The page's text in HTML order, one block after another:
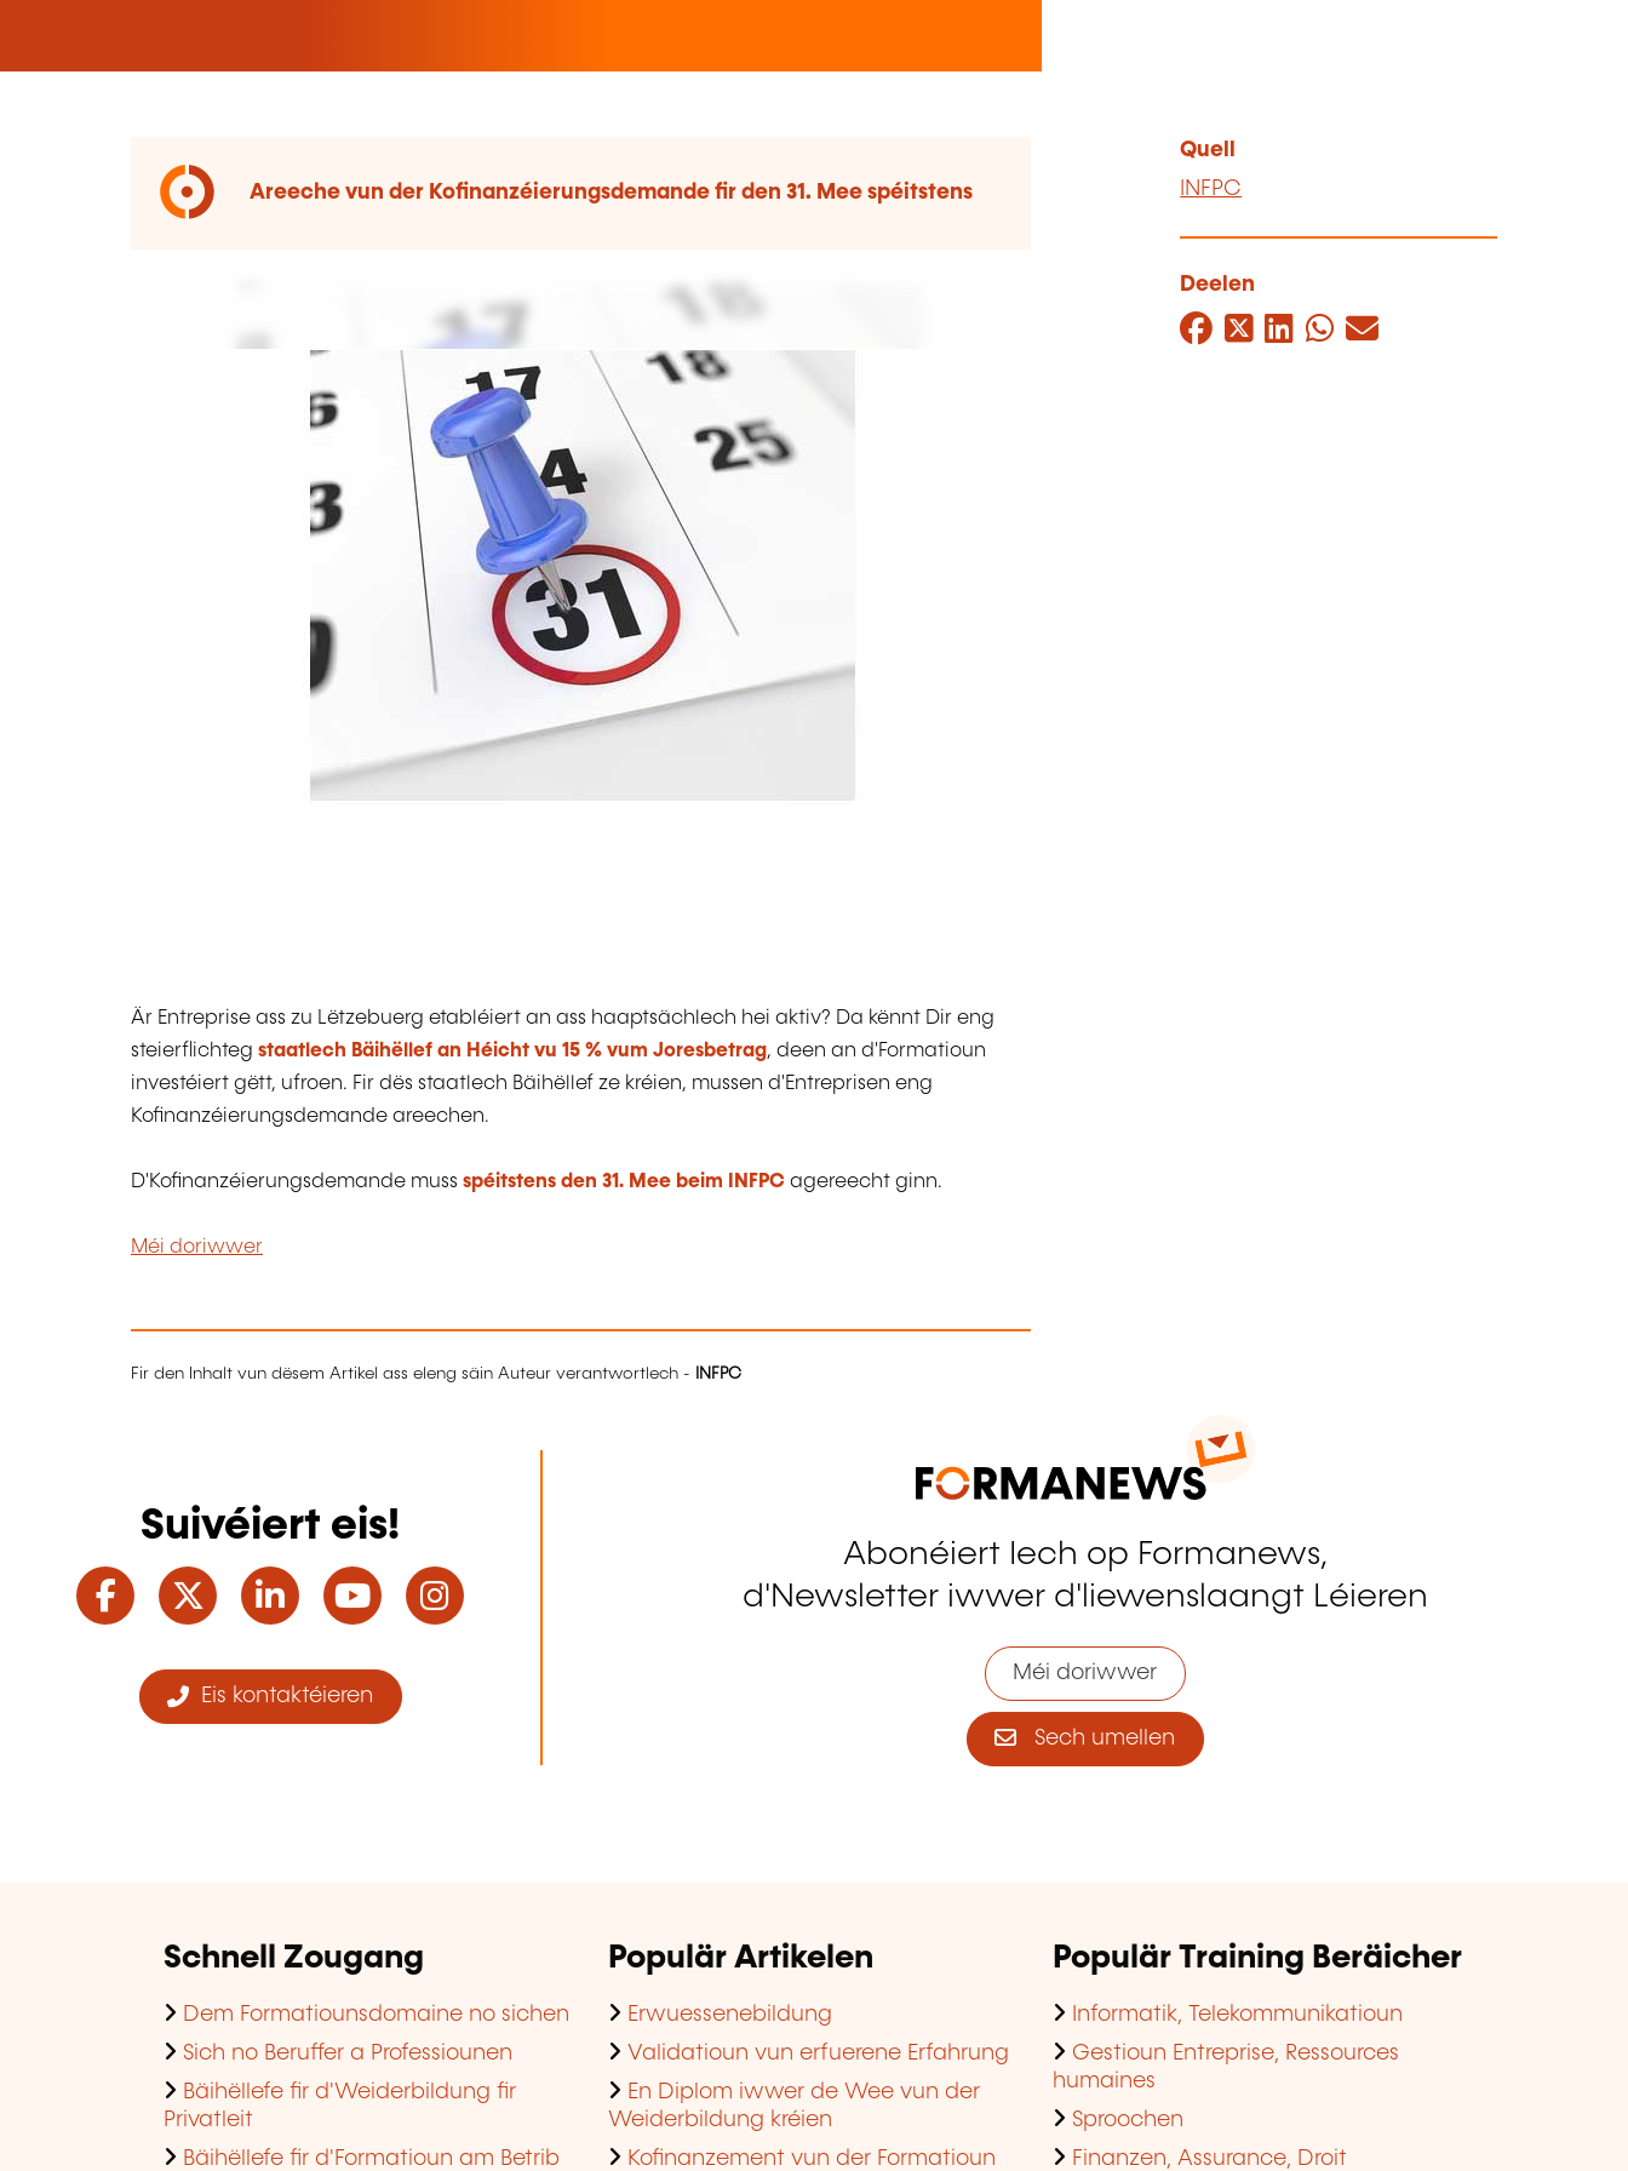
Areeche vun der Kofinanzéierungsdemande fir den 31. Mee spéitstens
Är Entreprise ass zu Lëtzebuerg etabléiert an ass haaptsächlech hei aktiv? Da kënnt Dir eng
steierflichteg staatlech Bäihëllef an Héicht vu 15 % vum Joresbetrag, deen an d'Formatioun
investéiert gëtt, ufroen. Fir dës staatlech Bäihëllef ze kréien, mussen d'Entreprisen eng
Kofinanzéierungsdemande areechen.
D'Kofinanzéierungsdemande muss spéitstens den 31. Mee beim INFPC agereecht ginn.
Méi doriwwer
Fir den Inhalt vun dësem Artikel ass eleng säin Auteur verantwortlech - INFPC
Quell
INFPC
Deelen
Facebook
Twitter
LinkedIn
WhatsApp
Mail
Suivéiert eis!
Facebook
TwitterLinkedInYouTube
Eis kontaktéieren
Abonéiert Iech op Formanews,
d'Newsletter iwwer d'liewenslaangt Léieren
Méi doriwwer
Sech umellen
Schnell Zougang
Dem Formatiounsdomaine no sichen
Sich no Beruffer a Professiounen
Bäihëllefe fir d'Weiderbildung fir
Privatleit
Bäihëllefe fir d'Formatioun am Betrib
Populär Artikelen
Erwuessenebildung
Validatioun vun erfuerene Erfahrung
En Diplom iwwer de Wee vun der
Weiderbildung kréien
Kofinanzement vun der Formatioun
Populär Training Beräicher
Informatik, Telekommunikatioun
Gestioun Entreprise, Ressources
humaines
Sproochen
Finanzen, Assurance, Droit